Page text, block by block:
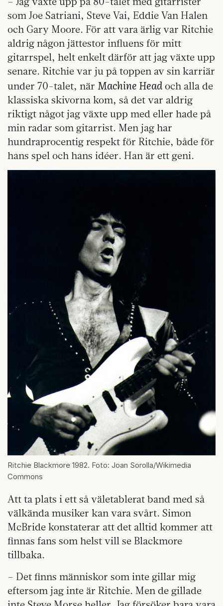
som Joe Satriani, Steve Vai, Eddie Van Halen
och Gary Moore. För att vara ärlig var Ritchie
aldrig någon jättestor influens för mitt
gitarrspel, helt enkelt därför att jag växte upp
senare. Ritchie var ju på toppen av sin karriär
under 70-talet, när Machine Headoch alla de
klassiska skivorna kom, så det var aldrig
riktigt något jag växte upp med eller hade på
min radar som gitarrist. Men jag har
hundraprocentig respekt för Ritchie, både för
hans spel och hans idéer. Han är ett geni.
Ritchie Blackmore 1982. Foto: Joan Sorolla/Wikimedia
Commons
Att ta plats i ett så väletablerat band med så
välkända musiker kan vara svårt. Simon
McBride konstaterar att det alltid kommer att
finnas fans som helst vill se Blackmore
tillbaka.
– Det finns människor som inte gillar mig
eftersom jag inte är Ritchie. Men de gillade